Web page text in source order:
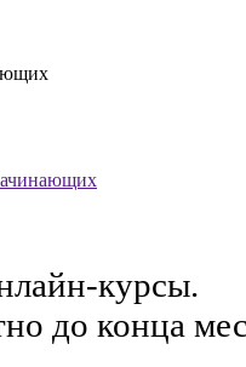
курсы.
до конца